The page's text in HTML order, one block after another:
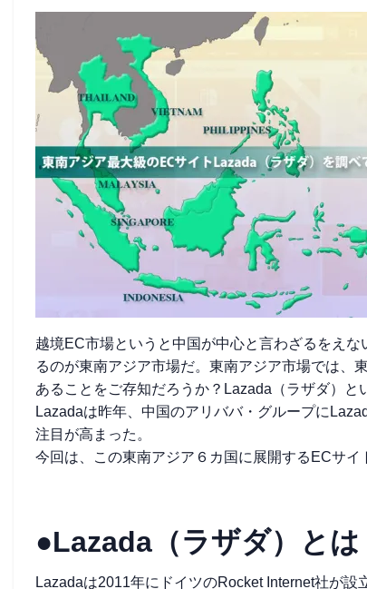
越境EC市場というと中国が中心と言わざるをえ
るのが東南アジア市場だ。東南アジア市場では、
あることをご存知だろうか？Lazada（ラザダ）と
Lazadaは昨年、中国のアリババ・グループに
注目が高まった。
今回は、この東南アジア６カ国に展開するECサイ
●Lazada（ラザダ）とは
Lazadaは2011年にドイツのRocket Internet社が